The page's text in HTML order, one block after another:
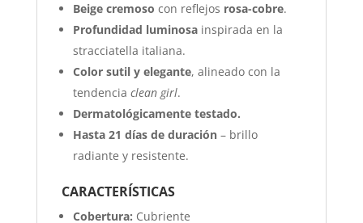
Beige cremoso con reflejos rosa-cobre.
Profundidad luminosainspirada en la
stracciatella italiana.
Color sutil y elegante, alineado con la
tendencia clean girl.
Dermatológicamente testado.
Hasta 21 días de duración– brillo
radiante y resistente.
CARACTERÍSTICAS
Cobertura: Cubriente